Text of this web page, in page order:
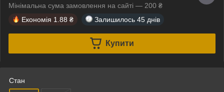
Мінімальна сума замовлення на сайті — 200 ₴
Економія 1.88 ₴ Залишилось 45 днів
Купити
Стан